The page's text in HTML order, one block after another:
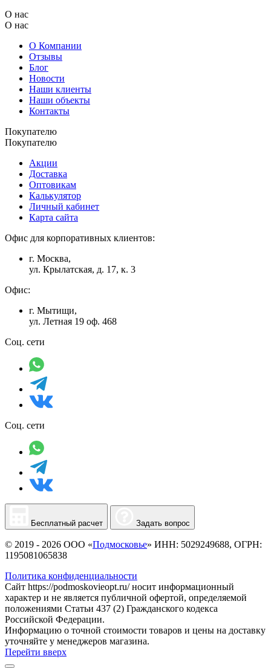
О нас
О нас
О Компании
Отзывы
Блог
Новости
Наши клиенты
Наши объекты
Контакты
Покупателю
Покупателю
Акции
Доставка
Оптовикам
Калькулятор
Личный кабинет
Карта сайта
Офис для корпоративных клиентов:
г. Москва,
ул. Крылатская, д. 17, к. 3
Офис:
г. Мытищи,
ул. Летная 19 оф. 468
Соц. сети
Соц. сети
Бесплатный расчет Задать вопрос
© 2019 - 2026 ООО «Подмосковье» ИНН: 5029249688, ОГРН:
1195081065838
Политика конфиденциальности
Сайт https://podmoskovieopt.ru/ носит информационный
характер и не является публичной офертой, определяемой
положениями Статьи 437 (2) Гражданского кодекса
Российской Федерации.
Информацию о точной стоимости товаров и цены на доставку
уточняйте у менеджеров магазина.
Перейти вверх